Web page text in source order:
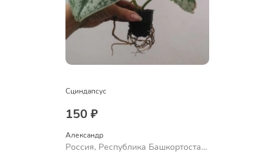
Сциндапсус
150 ₽
Александр
Россия, Республика Башкортостан,